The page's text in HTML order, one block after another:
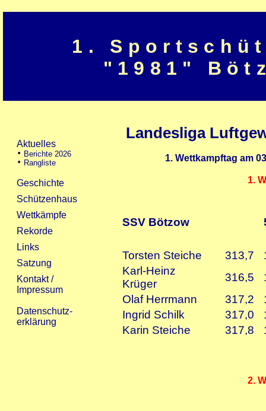
1.
"1981"
Landesliga
1. Wettkampftag am
1.
SSV Bötzow
Torsten Steiche 313,7
Karl-Heinz
Krüger
316,5
Olaf Herrmann
317,2
Ingrid Schilk
317,0
Karin Steiche
317,8
2.